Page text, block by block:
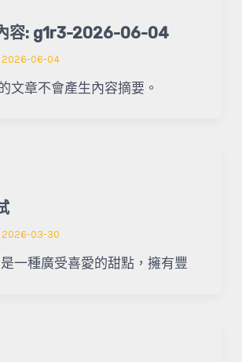
容: g1r3-2026-06-04
2026-06-04
文章不會產生內容摘要。
2026-03-30
一種廣受喜愛的甜點，擁有豐